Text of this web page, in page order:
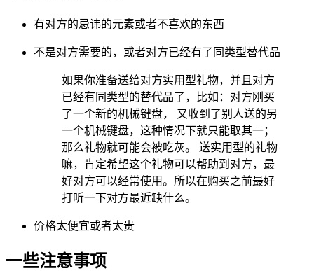
有对方的忌讳的元素或者不喜欢的东西
不是对方需要的，或者对方已经有了同类型替代品
如果你准备送给对方实用型礼物，并且对方
已经有同类型的替代品了，比如：对方刚买
了一个新的机械键盘， 又收到了别人送的另
一个机械键盘，这种情况下就只能取其一；
那么礼物就可能会被吃灰。 送实用型的礼物
嘛，肯定希望这个礼物可以帮助到对方，最
好对方可以经常使用。所以在购买之前最好
打听一下对方最近缺什么。
价格太便宜或者太贵
一些注意事项